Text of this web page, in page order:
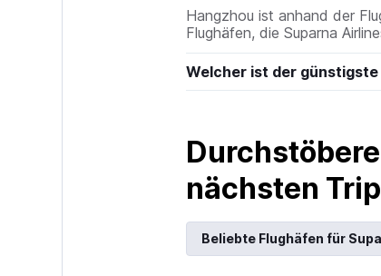
Hangzhou ist anhand der
Flughäfen, die Suparna
Welcher ist der
nächsten
Beliebte Flughäfen für